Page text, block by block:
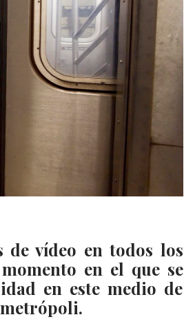
de vídeo en todos los
en el que se
en este medio de